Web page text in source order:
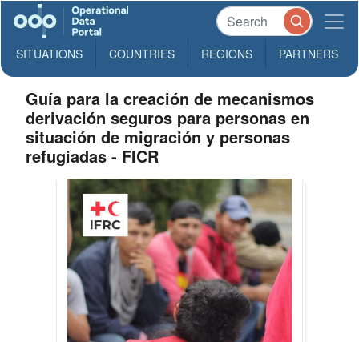
SITUATIONS COUNTRIES REGIONS PARTNERS
Guía para la creación de mecanismos
derivación seguros para personas en
situación de migración y personas
refugiadas - FICR